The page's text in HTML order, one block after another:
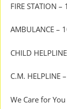
FIRE STATION –
AMBULANCE –
CHILD
C.M. HELPLINE
We Care for